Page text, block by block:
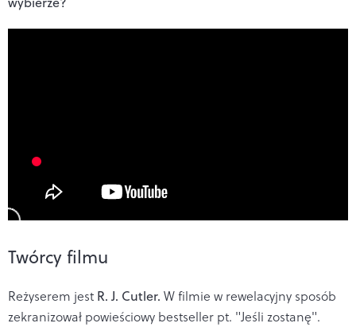
Twórcy filmu
Reżyserem jest R. J. Cutler. W filmie w rewelacyjny sposób
zekranizował powieściowy bestseller pt. "Jeśli zostanę".